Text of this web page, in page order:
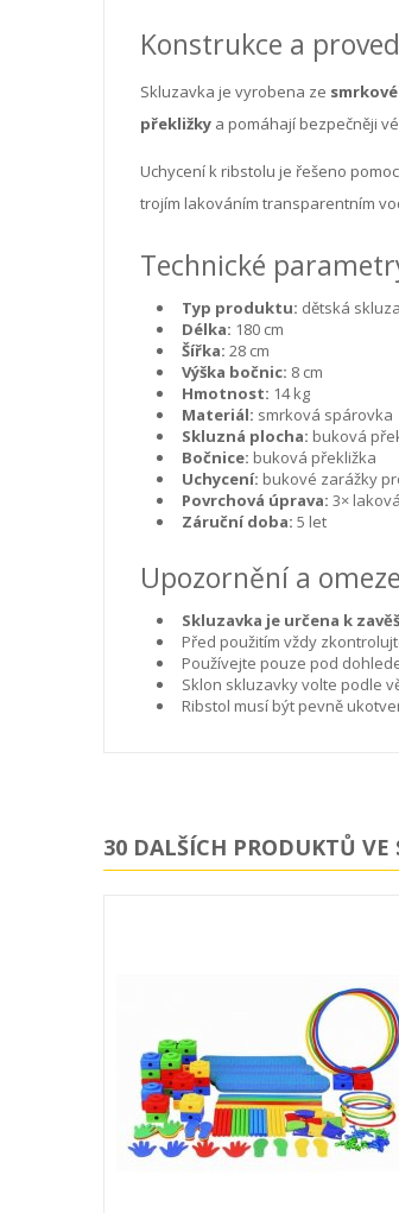
Konstrukce a
Skluzavka je vyrobena ze
překližky a pomáhají bezpečněji
Uchycení k ribstolu je řešeno
trojím lakováním transparentním
Technické
Typ produktu: dětská
Délka: 180 cm
Šířka: 28 cm
Výška bočnic: 8 cm
Hmotnost: 14 kg
Materiál: smrková spárovka
Skluzná plocha: buková
Bočnice: buková překližka
Uchycení: bukové zarážky
Povrchová úprava: 3×
Záruční doba: 5 let
Upozornění a
Skluzavka je určena k
Před použitím vždy
Používejte pouze pod
Sklon skluzavky volte podle
Ribstol musí být pevně
30 DALŠÍCH PRODUKTŮ VE